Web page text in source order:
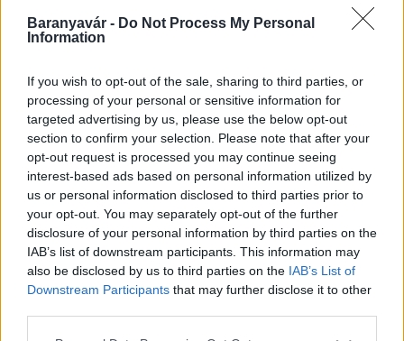
Baranyavár - Do Not Process My Personal
Information
If you wish to opt-out of the sale, sharing to third parties, or
processing of your personal or sensitive information for
targeted advertising by us, please use the below opt-out
section to confirm your selection. Please note that after your
opt-out request is processed you may continue seeing
interest-based ads based on personal information utilized by
us or personal information disclosed to third parties prior to
your opt-out. You may separately opt-out of the further
disclosure of your personal information by third parties on the
IAB’s list of downstream participants. This information may
also be disclosed by us to third parties on the IAB’s List of
Downstream Participants that may further disclose it to other
szabályzatot!
HÍRDETÉS
LEGFRISSEBB
Országos hírek
Megérkezett az eső a Duna vízgyűjtőjére